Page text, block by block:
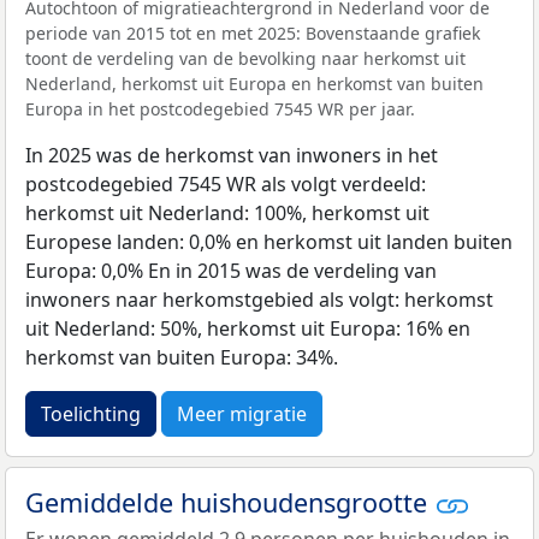
Autochtoon of migratieachtergrond in Nederland voor de
periode van 2015 tot en met 2025: Bovenstaande grafiek
toont de verdeling van de bevolking naar herkomst uit
Nederland, herkomst uit Europa en herkomst van buiten
Europa in het postcodegebied 7545 WR per jaar.
In 2025 was de herkomst van inwoners in het
postcodegebied 7545 WR als volgt verdeeld:
herkomst uit Nederland: 100%, herkomst uit
Europese landen: 0,0% en herkomst uit landen buiten
Europa: 0,0% En in 2015 was de verdeling van
inwoners naar herkomstgebied als volgt: herkomst
uit Nederland: 50%, herkomst uit Europa: 16% en
herkomst van buiten Europa: 34%.
Toelichting Meer migratie
Gemiddelde huishoudensgrootte